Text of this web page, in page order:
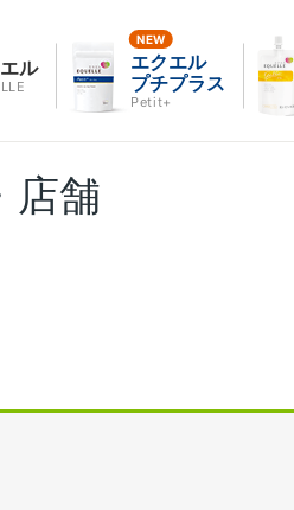
ル
エクエル
プチプラス
Petit+
店舗